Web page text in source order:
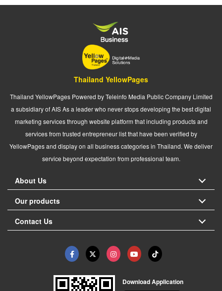
Thailand YellowPages
Thailand YellowPages Powered by Teleinfo Media Public Company Limited
a subsidiary of AIS As a leader who never stops developing the best digital
marketing services through website platform that including products and
services from trusted entrepreneur list that have been verified by
YellowPages and display on all business categories in Thailand. We deliver
service beyond expectation from professional team.
About Us
Our products
Contact Us
Download Application